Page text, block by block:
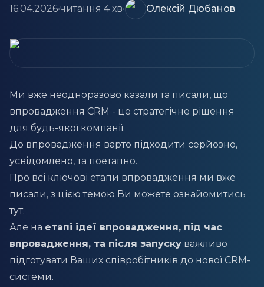
16.04.2026•читання 4 хв• Олексій Дюбанов
Ми вже неодноразово казали та писали, що
впровадження CRM - це стратегічне рішення
для будь-якої компанії.
До впровадження варто підходити серйозно,
усвідомлено, та поетапно.
Про всі ключові етапи впровадження ми вже
писали, з цією темою Ви можете ознайомитись
тут.
Але на етапі ідеї впровадження, під час
впровадження, та після запуску важливо
підготувати Ваших співробітників до нової CRM-
системи.